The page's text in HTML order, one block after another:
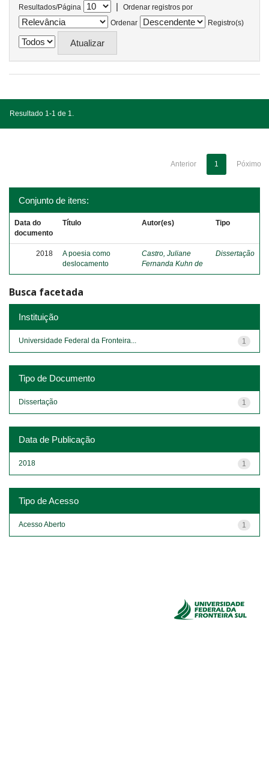
Resultados/Página |
Ordenar registros por
Ordenar
Registro(s)
Resultado 1-1 de 1.
Anterior 1 Póximo
Conjunto de itens:
Data do
documento
Título Autor(es) Tipo
2018
A poesia como
deslocamento
Castro, Juliane
Fernanda Kuhn de
Dissertação
Busca facetada
Instituição
1
Universidade Federal da Fronteira...
Tipo de Documento
1
Dissertação
Data de Publicação
1
2018
Tipo de Acesso
1
Acesso Aberto